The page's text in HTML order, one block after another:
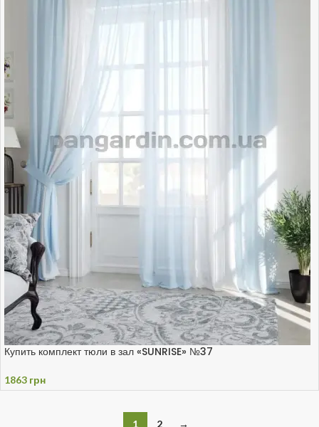
Купить комплект тюли в зал «SUNRISE» №37
1863 грн
1 2 →